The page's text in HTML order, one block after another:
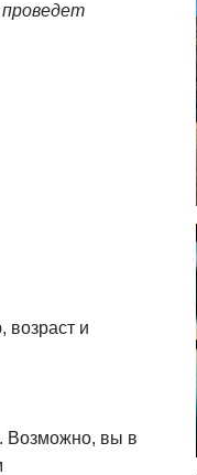
возраст и
Возможно, вы в